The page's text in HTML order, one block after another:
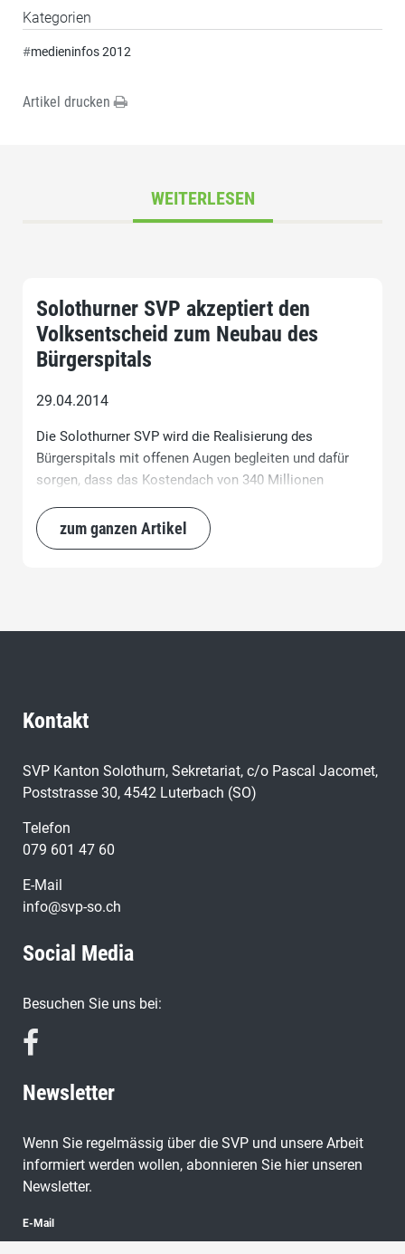
Kategorien
#medieninfos 2012
Artikel drucken
WEITERLESEN
Solothurner SVP akzeptiert den
Volksentscheid zum Neubau des
Bürgerspitals
29.04.2014
Die Solothurner SVP wird die Realisierung des
Bürgerspitals mit offenen Augen begleiten und dafür
sorgen, dass das Kostendach von 340 Millionen
zum ganzen Artikel
Kontakt
SVP Kanton Solothurn, Sekretariat, c/o Pascal Jacomet,
Poststrasse 30, 4542 Luterbach (SO)
Telefon
079 601 47 60
E-Mail
info@svp-so.ch
Social Media
Besuchen Sie uns bei:
Newsletter
Wenn Sie regelmässig über die SVP und unsere Arbeit
informiert werden wollen, abonnieren Sie hier unseren
Newsletter.
E-Mail